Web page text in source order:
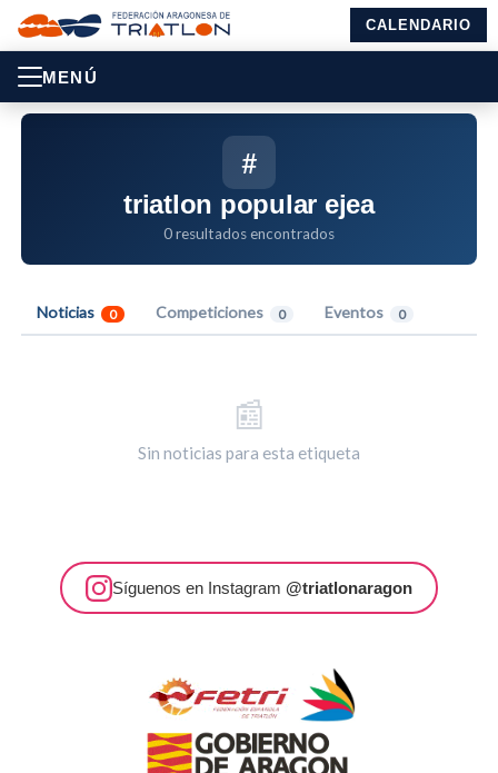
CALENDARIO
MENÚ
#
triatlon popular ejea
0 resultados encontrados
Noticias 0 Competiciones 0 Eventos 0
📰
Sin noticias para esta etiqueta
Síguenos en Instagram @triatlonaragon